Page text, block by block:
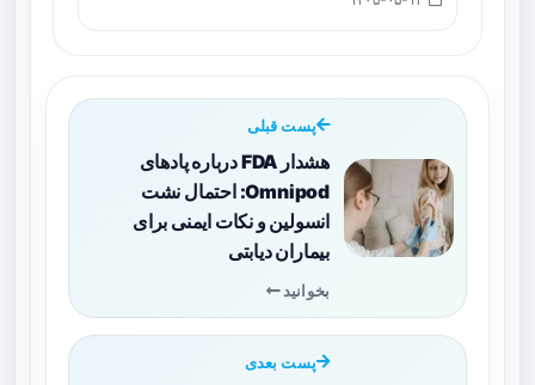
پست قبلی
هشدار FDA درباره پادهای
Omnipod: احتمال نشت
انسولین و نکات ایمنی برای
بیماران دیابتی
بخوانید
پست بعدی